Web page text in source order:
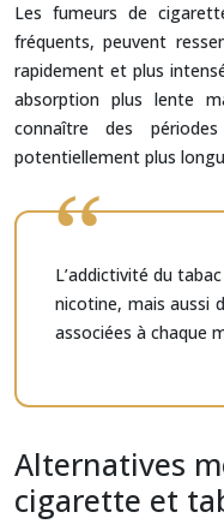
Les fumeurs de
fréquents, peuvent
rapidement et plus
absorption plus lente
connaître des
potentiellement plus
L’addictivité du
nicotine, mais aussi
associées à chaque
Alternatives
cigarette et